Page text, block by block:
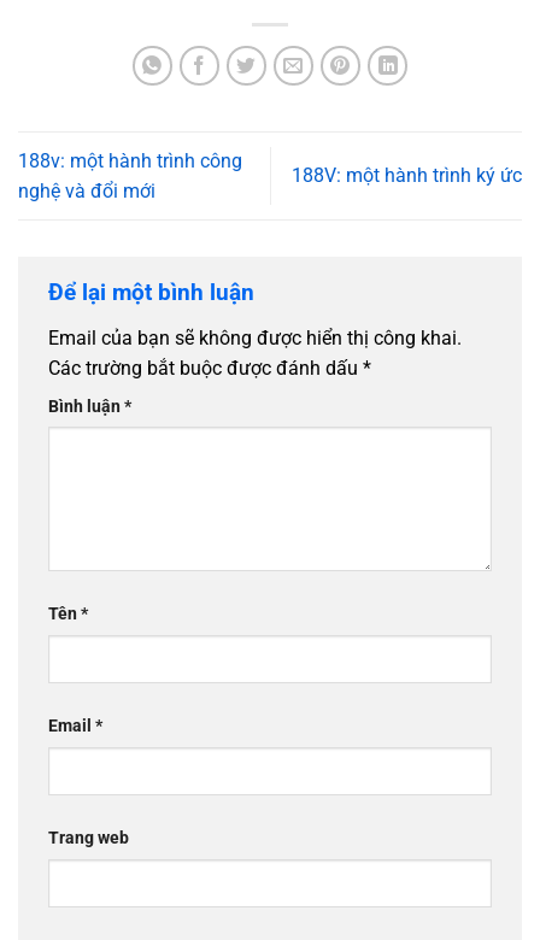
188v: một hành trình công
nghệ và đổi mới
188V: một hành trình ký ức
Để lại một bình luận
Email của bạn sẽ không được hiển thị công khai.
Các trường bắt buộc được đánh dấu *
Bình luận*
Tên*
Email *
Trang web